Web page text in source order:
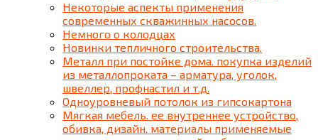
Некоторые аспекты применения
современных скважинных насосов.
Немного о колодцах
Новинки тепличного строительства.
Металл при постойке дома. покупка изделий
из металлопроката – арматура, уголок,
швеллер, профнастил и т.д.
Одноуровневый потолок из гипсокартона
Мягкая мебель. ее внутреннее устройство,
обивка, дизайн. материалы применяемые